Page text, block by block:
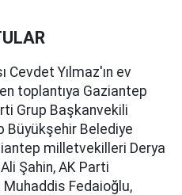
Cevdet Yılmaz'ın ev
toplantıya Gaziantep
Grup Başkanvekili
Büyükşehir Belediye
milletvekilleri Derya
Şahin, AK Parti
Muhaddis Fedaioğlu,